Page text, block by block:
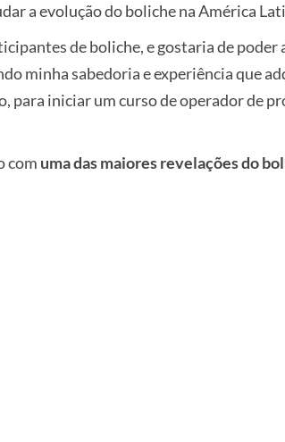
a evolução do boliche na América
de boliche, e gostaria de
minha sabedoria e experiência que
para iniciar um curso de operador de
com uma das maiores revelações do